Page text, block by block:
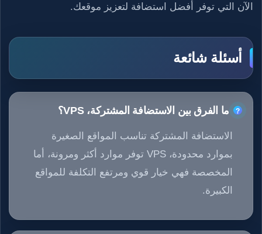
الآن التي توفر أفضل استضافة لتعزيز موقعك.
أسئلة شائعة
ما الفرق بين الاستضافة المشتركة، VPS؟
الاستضافة المشتركة تناسب المواقع الصغيرة
بموارد محدودة، VPS توفر موارد أكثر ومرونة، أما
المخصصة فهي خيار قوي ومرتفع التكلفة للمواقع
الكبيرة.